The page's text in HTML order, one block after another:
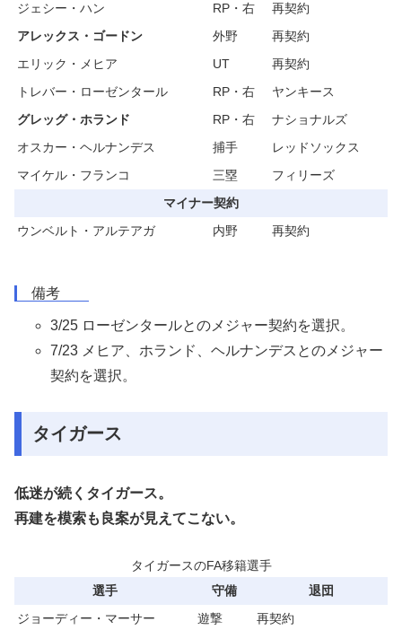
ジェシー・ハン
RP・右
再契約
アレックス・ゴードン
外野
再契約
エリック・メヒア
UT
再契約
トレバー・ローゼンタール
RP・右
ヤンキース
グレッグ・ホランド
RP・右
ナショナルズ
オスカー・ヘルナンデス
捕手
レッドソックス
マイケル・フランコ
三塁
フィリーズ
マイナー契約
ウンベルト・アルテアガ
内野 再契約
備考
3/25 ローゼンタールとのメジャー契約を選択。
7/23 メヒア、ホランド、ヘルナンデスとのメジャー
契約を選択。
タイガース
低迷が続くタイガース。
再建を模索も良案が見えてこない。
タイガースのFA移籍選手
選手
守備
退団
ジョーディー・マーサー
遊撃
再契約